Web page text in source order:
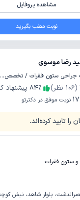
مشاهده پروفایل
نوبت مطب بگیرید
رضا موسوی
فلوشیپ جراحی ستون فقرات / تخصص جراحی مغز و اعصاب
(
106 نظر) 84٪
پیشنهاد
نوبت موفق در دکترتو
را تایید کرده‌اند.
ستون فقرات
بلوار شاهد، نبش کوچه 5، ساختمان افلاک، طبقه 1، واحد